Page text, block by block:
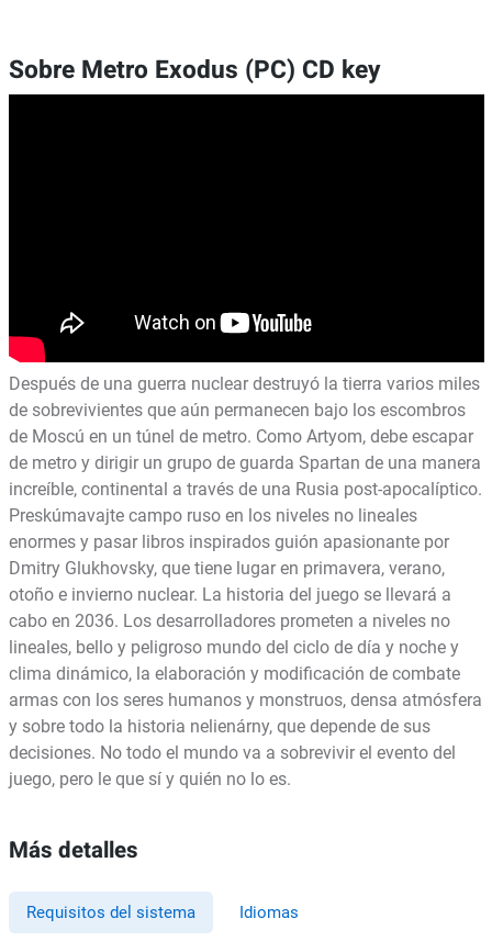
Sobre Metro Exodus (PC) CD key
Después de una guerra nuclear destruyó la tierra varios miles
de sobrevivientes que aún permanecen bajo los escombros
de Moscú en un túnel de metro. Como Artyom, debe escapar
de metro y dirigir un grupo de guarda Spartan de una manera
increíble, continental a través de una Rusia post-apocalíptico.
Preskúmavajte campo ruso en los niveles no lineales
enormes y pasar libros inspirados guión apasionante por
Dmitry Glukhovsky, que tiene lugar en primavera, verano,
otoño e invierno nuclear. La historia del juego se llevará a
cabo en 2036. Los desarrolladores prometen a niveles no
lineales, bello y peligroso mundo del ciclo de día y noche y
clima dinámico, la elaboración y modificación de combate
armas con los seres humanos y monstruos, densa atmósfera
y sobre todo la historia nelienárny, que depende de sus
decisiones. No todo el mundo va a sobrevivir el evento del
juego, pero le que sí y quién no lo es.
Más detalles
Requisitos del sistema Idiomas